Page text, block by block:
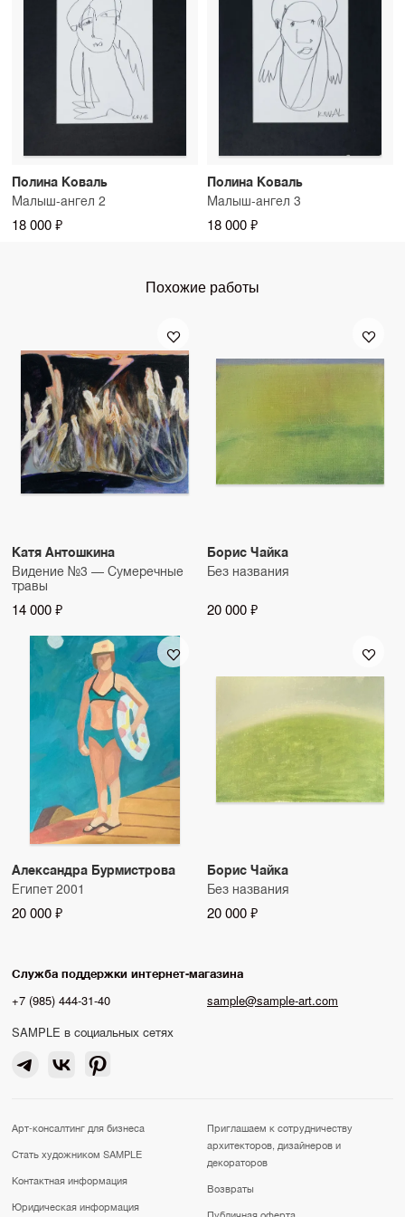
Полина Коваль
Малыш-ангел 2
18 000 ₽
Полина Коваль
Малыш-ангел 3
18 000 ₽
Похожие работы
Катя Антошкина
Видение №3 — Сумеречные
травы
14 000 ₽
Борис Чайка
Без названия
20 000 ₽
Александра Бурмистрова
Египет 2001
20 000 ₽
Борис Чайка
Без названия
20 000 ₽
Служба поддержки интернет-магазина
+7 (985) 444-31-40
sample@sample-art.com
SAMPLE в социальных сетях
Арт-консалтинг для бизнеса
Стать художником SAMPLE
Контактная информация
Юридическая информация
Приглашаем к сотрудничеству
архитекторов, дизайнеров и
декораторов
Возвраты
Публичная оферта